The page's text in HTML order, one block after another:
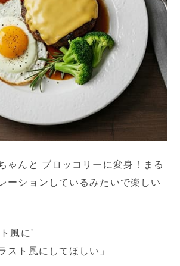
ゃんと ブロッコリーに変身！まる
ーションしているみたいで楽しい
風に'
スト風にしてほしい」